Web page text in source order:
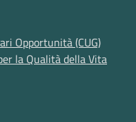
Opportunità (CUG)
la Qualità della Vita